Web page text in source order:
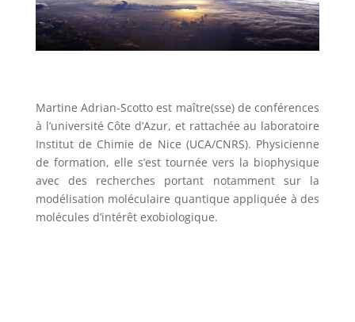
Martine Adrian-Scotto est maître(sse) de conférences
à l’université Côte d’Azur, et rattachée au laboratoire
Institut de Chimie de Nice (UCA/CNRS). Physicienne
de formation, elle s’est tournée vers la biophysique
avec des recherches portant notamment sur la
modélisation moléculaire quantique appliquée à des
molécules d’intérêt exobiologique.